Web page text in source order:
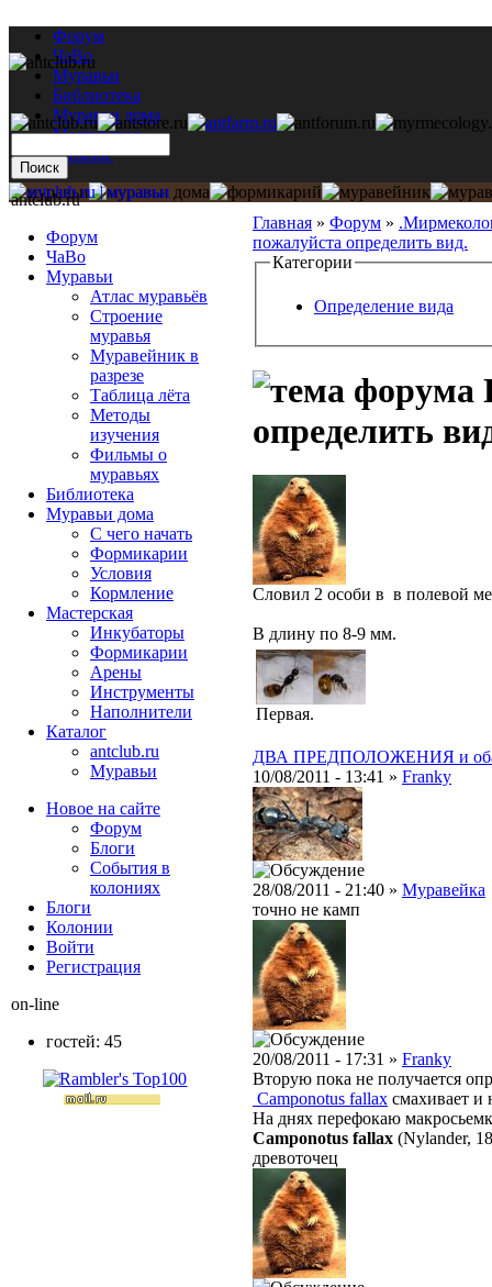
Форум
ЧаВо
Муравьи
Библиотека
Муравьи дома
Мастерская
Каталог
Главная » Форум »
пожалуйста определить вид.
Категории
Определение вида
определить
Словил 2 особи в в полевой
В длину по 8-9 мм.
Первая.
ДВА ПРЕДПОЛОЖЕНИЯ и оба
10/08/2011 - 13:41 » Franky
28/08/2011 - 21:40 » Муравейка
точно не камп
20/08/2011 - 17:31 » Franky
Вторую пока не получается
Camponotus fallax смахивает и
На днях перефокаю
Camponotus fallax (Nylander,
древоточец
antclub.ru
Форум
ЧаВо
Муравьи
Атлас муравьёв
Строение
муравья
Муравейник в
разрезе
Таблица лёта
Методы
изучения
Фильмы о
муравьях
Библиотека
Муравьи дома
С чего начать
Формикарии
Условия
Кормление
Мастерская
Инкубаторы
Формикарии
Арены
Инструменты
Наполнители
Каталог
antclub.ru
Муравьи
Новое на сайте
Форум
Блоги
События в
колониях
Блоги
Колонии
Войти
Peгиcтpaция
on-line
гостей: 45